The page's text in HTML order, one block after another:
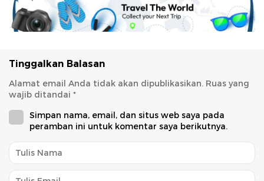
Tinggalkan Balasan
Alamat email Anda tidak akan dipublikasikan. Ruas yang
wajib ditandai *
Simpan nama, email, dan situs web saya pada
peramban ini untuk komentar saya berikutnya.